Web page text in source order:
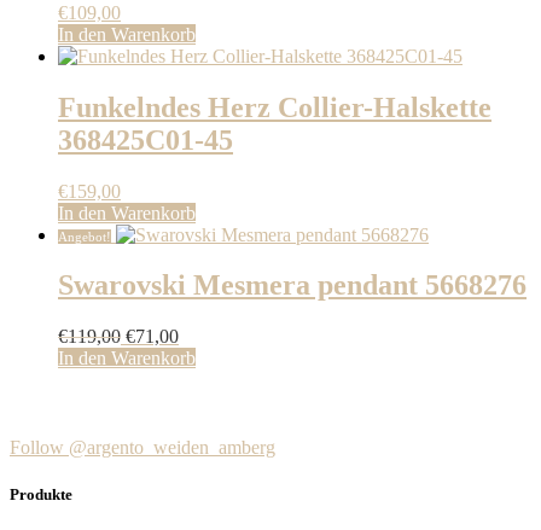
€109,00
In den Warenkorb
Funkelndes Herz Collier-Halskette
368425C01-45
€159,00
In den Warenkorb
Angebot!
Swarovski Mesmera pendant 5668276
€119,00 Ursprünglicher
Preis
€71,00Aktueller
Preis
In den Warenkorb
Follow @argento_weiden_amberg
Produkte